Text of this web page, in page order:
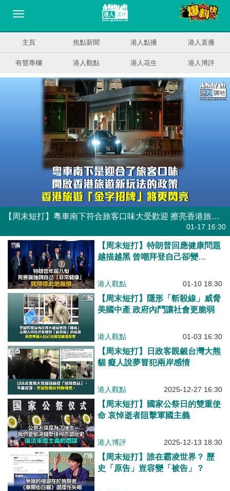
主頁 焦點新聞 港人點播 港人直播
有聲專欄 港人觀點 港人花生 港人博評
【周末短打】粵車南下符合旅客口味大受歡迎 擦亮香港旅遊「金字招牌」
01-17 16:30
【周末短打】特朗普回應健康問題
越描越黑 曾嘲拜登自己卻變
港人觀點 01-10 18:30
【周末短打】隱形「斬殺線」威脅
美國中產 政府內鬥讓社會更脆弱
港人觀點 01-03 16:30
【周末短打】日政客覬覦台灣大熊
貓 癡人說夢冒犯兩岸感情
港人觀點 2025-12-27 16:30
【周末短打】國家公祭日的雙重使
命 哀悼逝者阻擊軍國主義
港人博評 2025-12-13 18:30
【周末短打】誰在霸凌世界？ 歷
史「原告」豈容變「被告」？